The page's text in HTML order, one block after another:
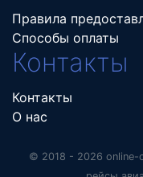
Правила
Способы оплаты
Контакты
Контакты
О нас
© 2018 - 2026 online-